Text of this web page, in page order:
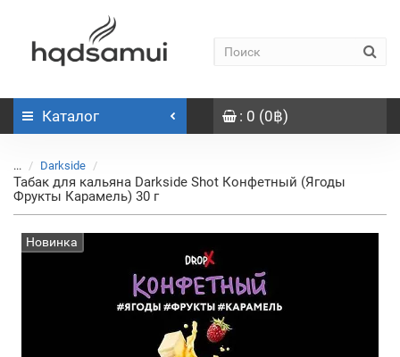
Каталог : 0 (0฿)
... Darkside
Табак для кальяна Darkside Shot Конфетный (Ягоды
Фрукты Карамель) 30 г
Новинка